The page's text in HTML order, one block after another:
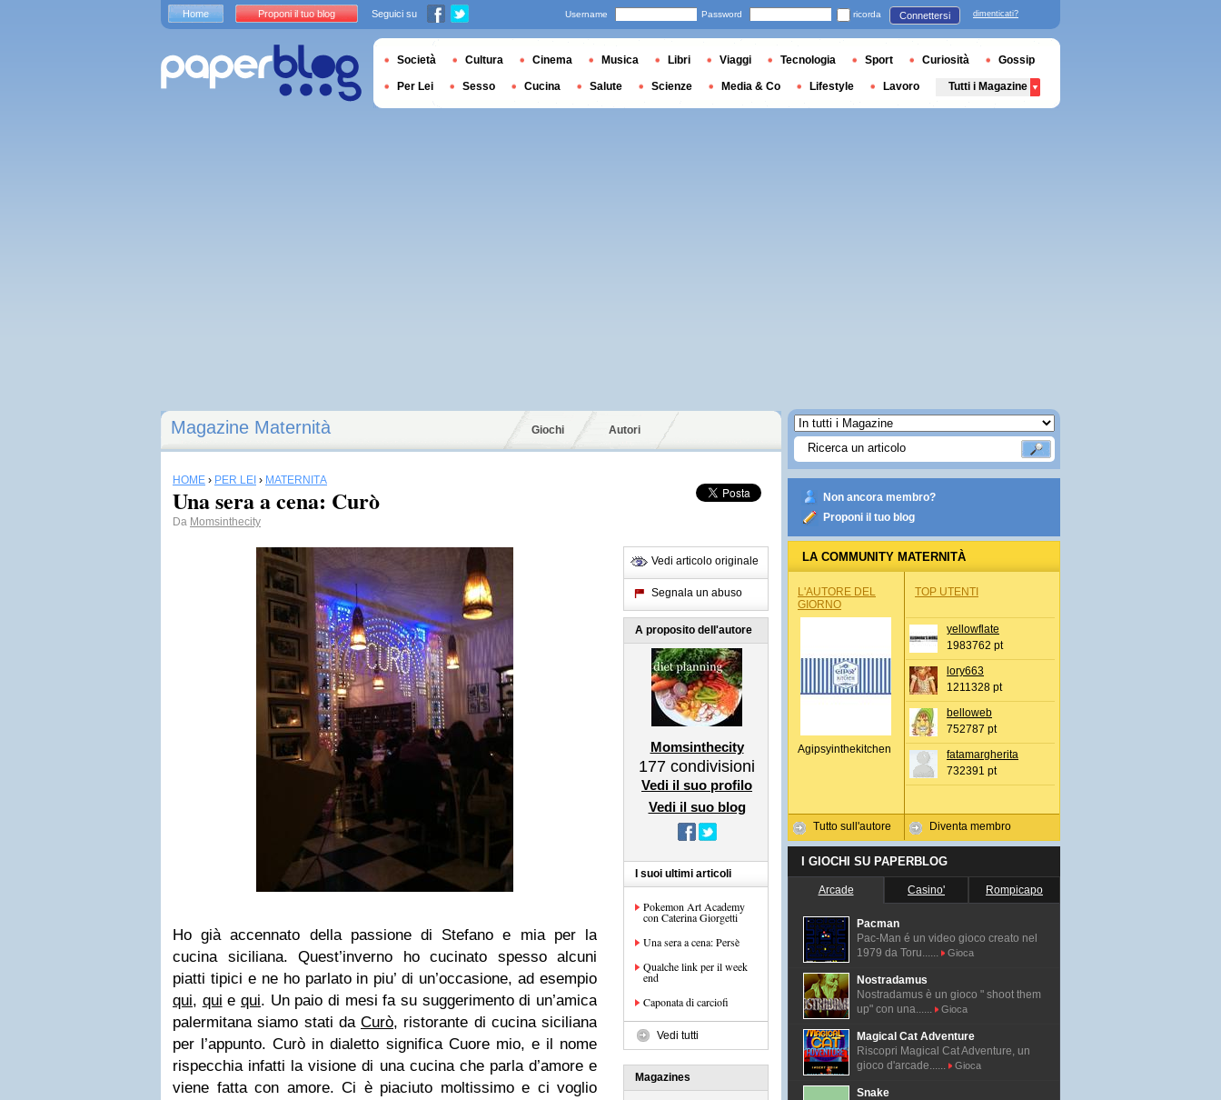
Magazine Maternità Giochi Autori
HOME › PER LEI › MATERNITÀ
Una sera a cena: Curò
Da Momsinthecity
Ho già accennato della passione di Stefano e mia per la
cucina siciliana. Quest’inverno ho cucinato spesso alcuni
piatti tipici e ne ho parlato in piu’ di un’occasione, ad esempio
qui, qui equi. Un paio di mesi fa su suggerimento di un’amica
palermitana siamo stati da Curò, ristorante di cucina siciliana
per l’appunto. Curò in dialetto significa Cuore mio, e il nome
rispecchia infatti la visione di una cucina che parla d’amore e
viene fatta con amore. Ci è piaciuto moltissimo e ci voglio
Vedi articolo originale
Segnala un abuso
A proposito dell'autore
Momsinthecity
177 condivisioni
Vedi il suo profilo
Vedi il suo blog
I suoi ultimi articoli
Pokemon Art Academy
con Caterina Giorgetti
Una sera a cena: Persè
Qualche link per il week
end
Caponata di carciofi
Vedi tutti
Magazines
Non ancora membro?
Proponi il tuo blog
LA COMMUNITY MATERNITÀ
L'AUTORE DEL
GIORNO
Agipsyinthekitchen
Tutto sull'autore
TOP UTENTI
yellowflate
1983762 pt
lory663
1211328 pt
belloweb
752787 pt
fatamargherita
732391 pt
Diventa membro
I GIOCHI SU PAPERBLOG
Arcade Casino' Rompicapo
Pacman
Pac-Man é un video gioco creato nel
1979 da Toru......
Gioca
Nostradamus
Nostradamus è un gioco " shoot them
up" con una......
Gioca
Magical Cat Adventure
Riscopri Magical Cat Adventure, un
gioco d'arcade......
Gioca
Snake
Home Proponi il tuo blog Seguici su Username Password ricorda Connettersi dimenticati?
Società Cultura Cinema Musica Libri Viaggi Tecnologia Sport Curiosità Gossip
Per Lei Sesso Cucina Salute Scienze Media & Co Lifestyle Lavoro Tutti i Magazine